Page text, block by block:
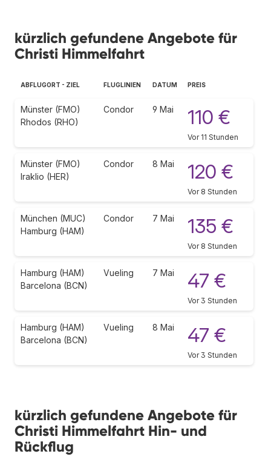
kürzlich gefundene Angebote für
Christi Himmelfahrt
ABFLUGORT - ZIEL FLUGLINIEN DATUM PREIS
Münster (FMO)
Rhodos (RHO)
Condor 9 Mai 110 €
Vor 11 Stunden
Münster (FMO)
Iraklio (HER)
Condor 8 Mai 120 €
Vor 8 Stunden
München (MUC)
Hamburg (HAM)
Condor 7 Mai 135 €
Vor 8 Stunden
Hamburg (HAM)
Barcelona (BCN)
Vueling 7 Mai 47 €
Vor 3 Stunden
Hamburg (HAM)
Barcelona (BCN)
Vueling 8 Mai 47 €
Vor 3 Stunden
kürzlich gefundene Angebote für
Christi Himmelfahrt Hin- und
Rückflug